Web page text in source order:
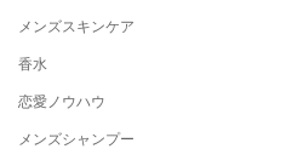
メンズスキンケア
香水
恋愛ノウハウ
メンズシャンプー